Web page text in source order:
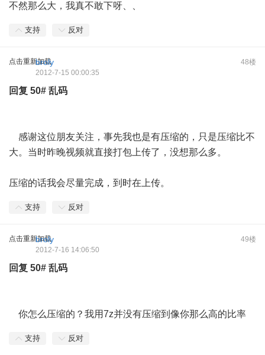
不然那么大，我真不敢下呀、、
支持 反对
点击重新加载 48楼
broly
2012-7-15 00:00:35
回复 50# 乱码
感谢这位朋友关注，事先我也是有压缩的，只是压缩比不
大。当时昨晚视频就直接打包上传了，没想那么多。
压缩的话我会尽量完成，到时在上传。
支持 反对
点击重新加载 49楼
broly
2012-7-16 14:06:50
回复 50# 乱码
你怎么压缩的？我用7z并没有压缩到像你那么高的比率
支持 反对